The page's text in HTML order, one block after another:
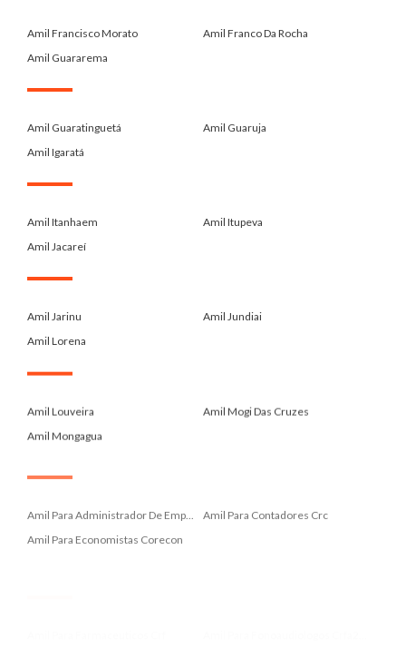
Amil Francisco Morato
Amil Franco Da Rocha
Amil Guararema
Amil Guaratinguetá
Amil Guaruja
Amil Igaratá
Amil Itanhaem
Amil Itupeva
Amil Jacareí
Amil Jarinu
Amil Jundiai
Amil Lorena
Amil Louveira
Amil Mogi Das Cruzes
Amil Mongagua
.